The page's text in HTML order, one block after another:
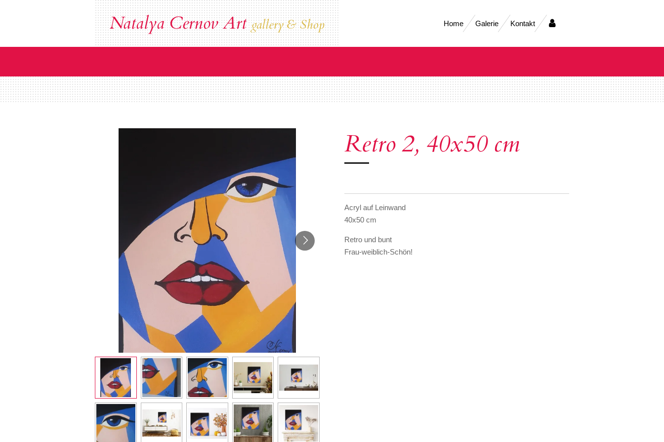
Natalya Cernov Artgallery & Shop Home Galerie Kontakt
Retro 2, 40x50 cm
Acryl auf Leinwand
40x50 cm
Retro und bunt
Frau-weiblich-Schön!